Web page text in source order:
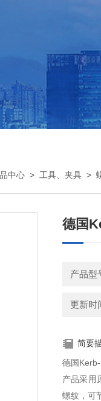
中心 > 工具、夹具 >
德国
产品型
更新时
简要
德国
产品采用
螺纹，可